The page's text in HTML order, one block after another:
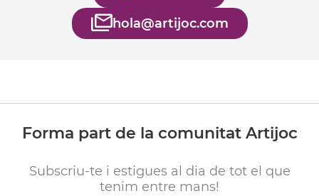
hola@artijoc.com
Forma part de la comunitat Artijoc
Subscriu-te i estigues al dia de tot el que
tenim entre mans!